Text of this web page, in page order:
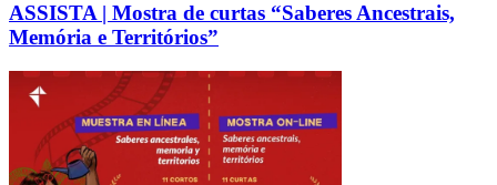
ASSISTA | Mostra de curtas “Saberes Ancestrais,
Memória e Territórios”